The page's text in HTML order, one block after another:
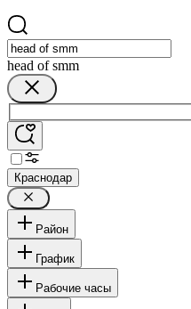
head of smm
Краснодар
Район
График
Рабочие часы